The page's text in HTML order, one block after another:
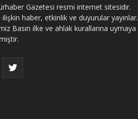
Gazetesi resmi internet sitesidir.
ilişkin haber, etkinlik ve duyurular yayınlar.
Basın ilke ve ahlak kurallarına uymaya